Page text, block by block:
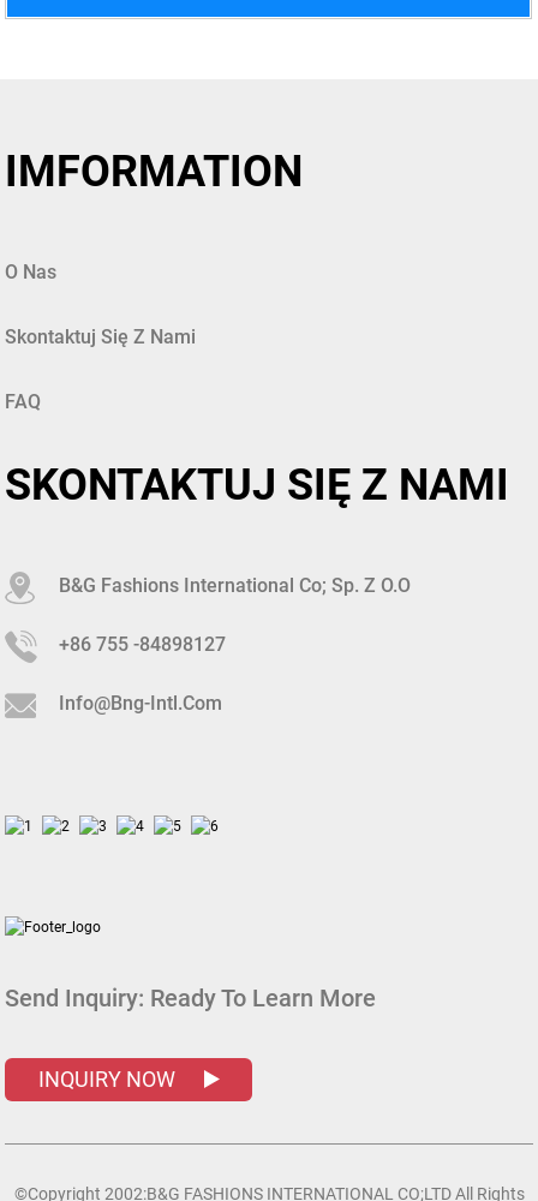
IMFORMATION
O Nas
Skontaktuj Się Z Nami
FAQ
SKONTAKTUJ SIĘ Z NAMI
B&G Fashions International Co; Sp. Z O.o
+86 755 -84898127
Info@bng-Intl.com
Send Inquiry: Ready To Learn More
INQUIRY NOW
©Copyright 2002:B&G FASHIONS INTERNATIONAL CO;LTD All Rights